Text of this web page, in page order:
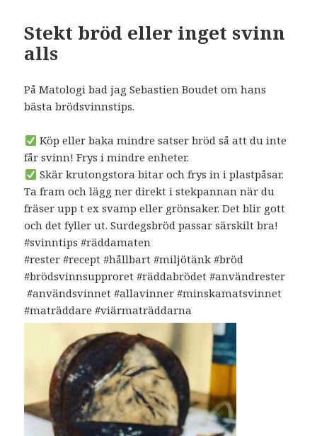
Stekt bröd eller inget svinn
alls
På Matologi bad jag Sebastien Boudet om hans
bästa brödsvinnstips.
Köp eller baka mindre satser bröd så att du inte
får svinn! Frys i mindre enheter.
Skär krutongstora bitar och frys in i plastpåsar.
Ta fram och lägg ner direkt i stekpannan när du
fräser upp t ex svamp eller grönsaker. Det blir gott
och det fyller ut. Surdegsbröd passar särskilt bra!
#svinntips #räddamaten
#rester #recept #hållbart #miljötänk #bröd
#brödsvinnsupproret #räddabrödet #användrester
#användsvinnet #allavinner #minskamatsvinnet
#maträddare #viärmaträddarna